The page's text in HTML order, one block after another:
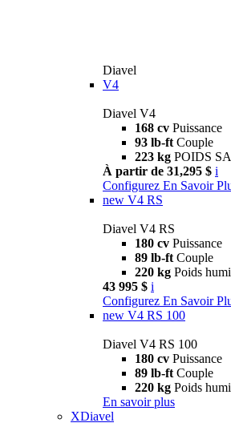
Diavel
V4
Diavel V4
168 cv Puissance
93 lb-ft Couple
223 kg POIDS
À partir de 31,295 $ i
Configurez En Savoir
new V4 RS
Diavel V4 RS
180 cv Puissance
89 lb-ft Couple
220 kg Poids
43 995 $ i
Configurez En Savoir
new V4 RS 100
Diavel V4 RS 100
180 cv Puissance
89 lb-ft Couple
220 kg Poids
En savoir plus
XDiavel